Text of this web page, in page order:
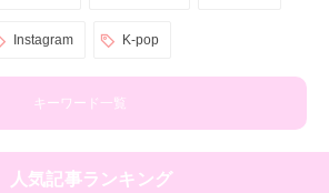
Instagram K-pop
キーワード一覧
人気記事ランキング